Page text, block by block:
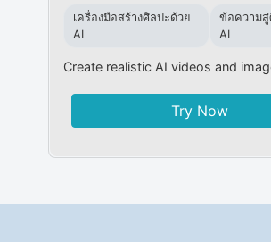
เครื่องมือสร้างศิลปะด้วย
AI
ข้อความสู่
AI
Create realistic AI videos and
Try Now